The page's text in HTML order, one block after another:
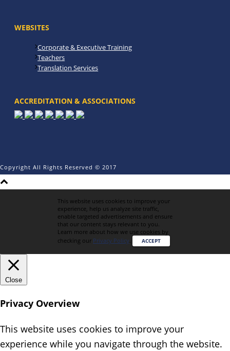
WEBSITES
Corporate & Executive Training
Teachers
Translation Services
ACCREDITATION & ASSOCIATIONS
Copyright All Rights Reserved © 2017
This website uses cookies to improve your
experience, help us analyze site traffic,
enable targeted advertisements and ensure
that our content stays relevant to you.
Learn more about how we use cookies by
checking our Privacy Policy. ACCEPT
Close
Privacy Overview
This website uses cookies to improve your
experience while you navigate through the website.